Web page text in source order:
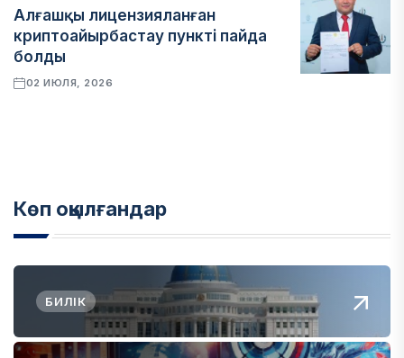
Алғашқы лицензияланған
криптоайырбастау пункті пайда
болды
02 ИЮЛЯ, 2026
Көп оқылғандар
БИЛІК